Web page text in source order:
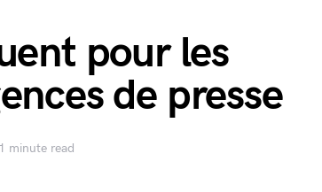
pour les
de presse
1 minute read